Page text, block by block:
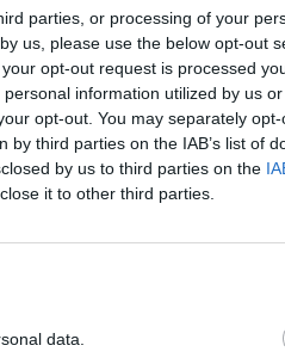
parties, or processing of your
us, please use the below opt-out
opt-out request is processed
information utilized by us
opt-out. You may separately
third parties on the IAB’s list of
by us to third parties on the
it to other third parties.
data.
prawnym. Ministerstwo
dokumentacją
procedury legislacyjnej.
do Sejmu z powodu